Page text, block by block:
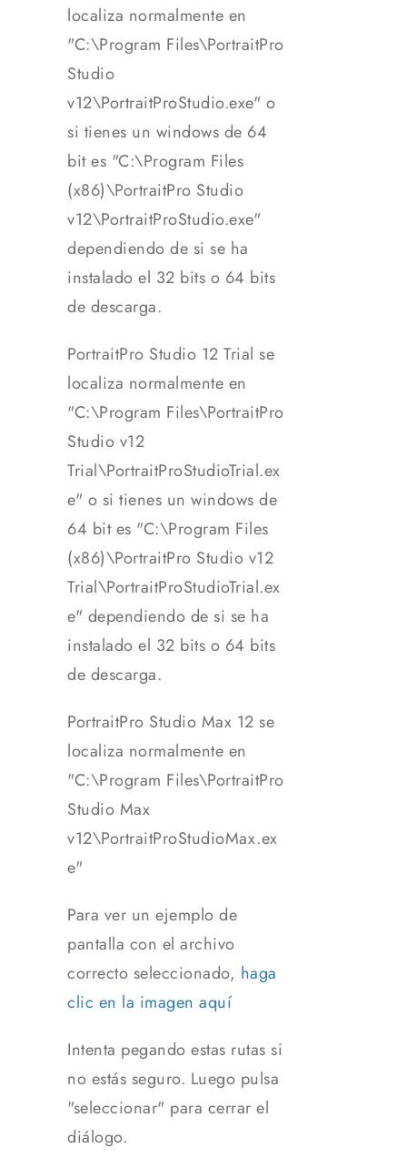
localiza normalmente en
"C:\Program Files\PortraitPro
Studio
v12\PortraitProStudio.exe" o
si tienes un windows de 64
bit es "C:\Program Files
(x86)\PortraitPro Studio
v12\PortraitProStudio.exe"
dependiendo de si se ha
instalado el 32 bits o 64 bits
de descarga.
PortraitPro Studio 12 Trial se
localiza normalmente en
"C:\Program Files\PortraitPro
Studio v12
Trial\PortraitProStudioTrial.ex
e" o si tienes un windows de
64 bit es "C:\Program Files
(x86)\PortraitPro Studio v12
Trial\PortraitProStudioTrial.ex
e" dependiendo de si se ha
instalado el 32 bits o 64 bits
de descarga.
PortraitPro Studio Max 12 se
localiza normalmente en
"C:\Program Files\PortraitPro
Studio Max
v12\PortraitProStudioMax.ex
e"
Para ver un ejemplo de
pantalla con el archivo
correcto seleccionado, haga
clic en la imagen aquí
Intenta pegando estas rutas si
no estás seguro. Luego pulsa
"seleccionar" para cerrar el
diálogo.